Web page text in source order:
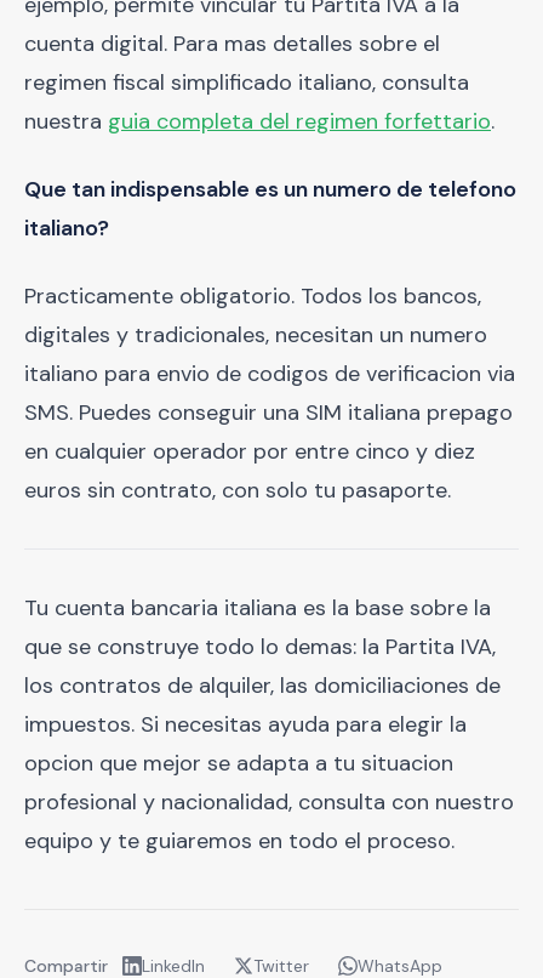
cuenta digital. Para mas detalles sobre el
regimen fiscal simplificado italiano, consulta
nuestra guia completa del regimen forfettario.
Que tan indispensable es un numero de telefono
italiano?
Practicamente obligatorio. Todos los bancos,
digitales y tradicionales, necesitan un numero
italiano para envio de codigos de verificacion via
SMS. Puedes conseguir una SIM italiana prepago
en cualquier operador por entre cinco y diez
euros sin contrato, con solo tu pasaporte.
Tu cuenta bancaria italiana es la base sobre la
que se construye todo lo demas: la Partita IVA,
los contratos de alquiler, las domiciliaciones de
impuestos. Si necesitas ayuda para elegir la
opcion que mejor se adapta a tu situacion
profesional y nacionalidad, consulta con nuestro
equipo y te guiaremos en todo el proceso.
Compartir LinkedIn Twitter WhatsApp